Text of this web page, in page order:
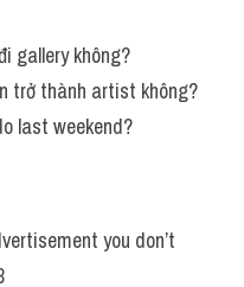
không?
thành artist không?
last weekend?
you don’t